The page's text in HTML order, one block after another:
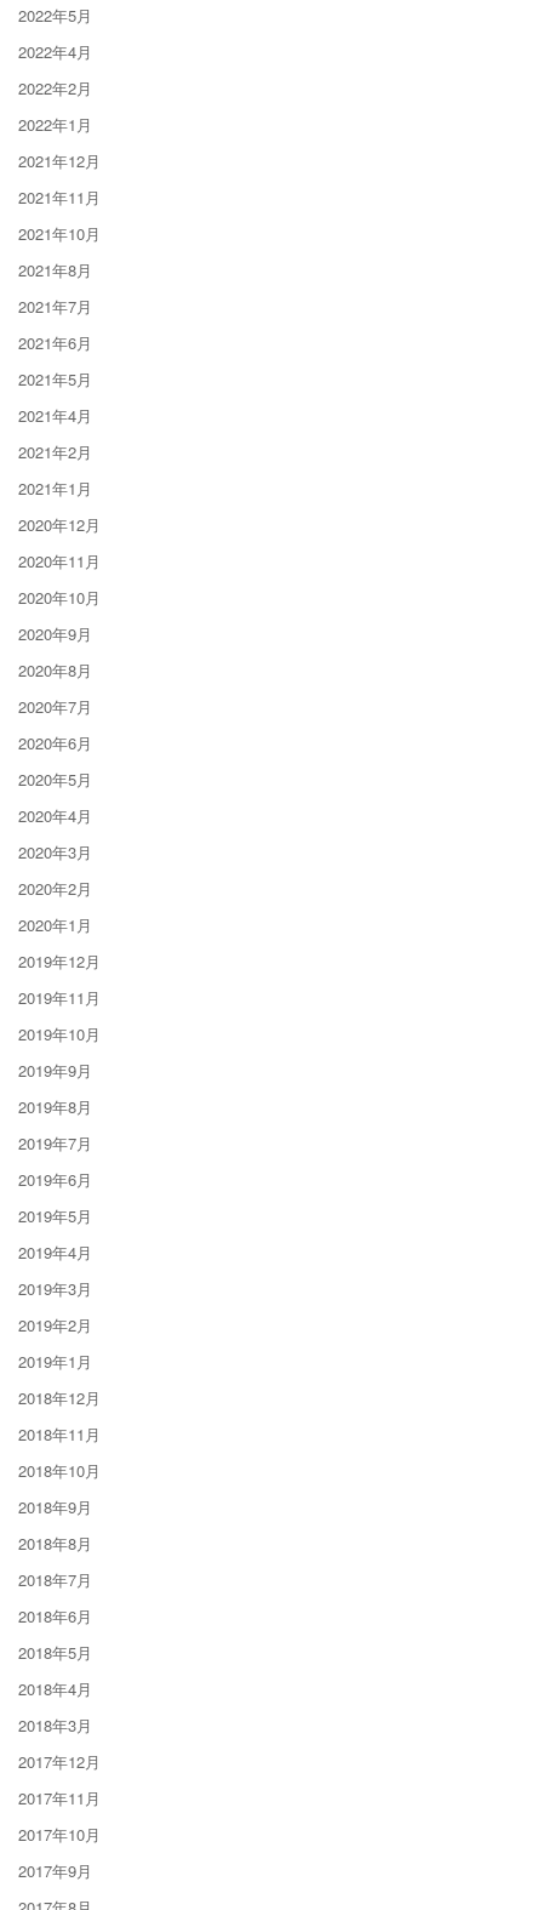
2022年5月
2022年4月
2022年2月
2022年1月
2021年12月
2021年11月
2021年10月
2021年8月
2021年7月
2021年6月
2021年5月
2021年4月
2021年2月
2021年1月
2020年12月
2020年11月
2020年10月
2020年9月
2020年8月
2020年7月
2020年6月
2020年5月
2020年4月
2020年3月
2020年2月
2020年1月
2019年12月
2019年11月
2019年10月
2019年9月
2019年8月
2019年7月
2019年6月
2019年5月
2019年4月
2019年3月
2019年2月
2019年1月
2018年12月
2018年11月
2018年10月
2018年9月
2018年8月
2018年7月
2018年6月
2018年5月
2018年4月
2018年3月
2017年12月
2017年11月
2017年10月
2017年9月